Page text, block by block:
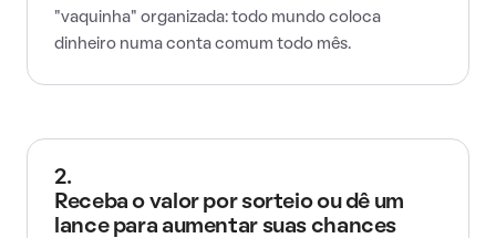
"vaquinha" organizada: todo mundo coloca
dinheiro numa conta comum todo mês.
2.
Receba o valor por sorteio ou dê um
lance para aumentar suas chances